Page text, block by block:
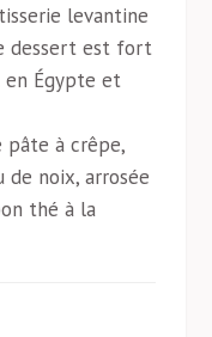
levantine
dessert est fort
en Égypte et
pâte à crêpe,
noix, arrosée
thé à la